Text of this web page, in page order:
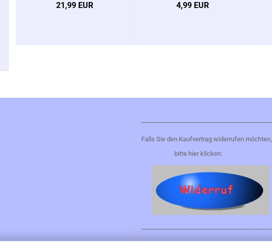
21,99 EUR 4,99 EUR
Falls Sie den Kaufvertrag widerrufen möchten,
bitte hier klicken: